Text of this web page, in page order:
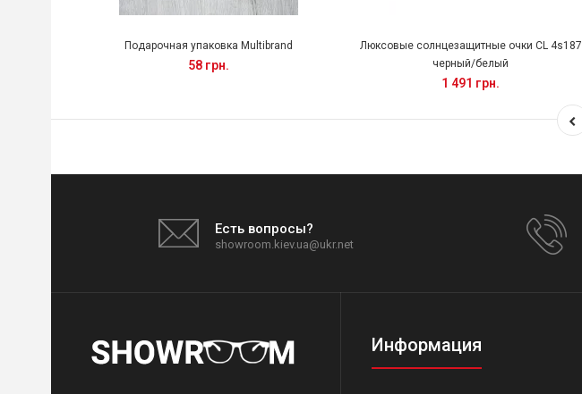
Подарочная упаковка Multibrand
58 грн.
Люксовые солнцезащитные очки CL 4s187
черный/белый
1 491 грн.
Есть вопросы?
showroom.kiev.ua@ukr.net
Информация